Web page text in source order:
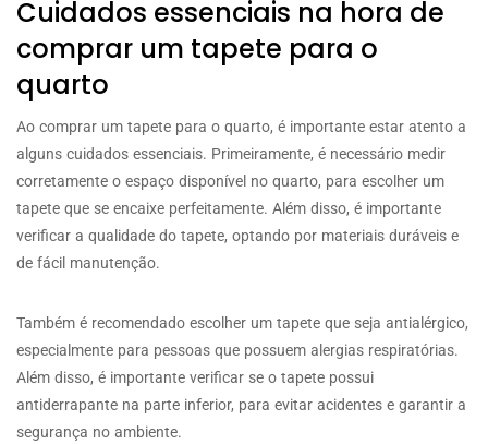
Cuidados essenciais na hora de
comprar um tapete para o
quarto
Ao comprar um tapete para o quarto, é importante estar atento a
alguns cuidados essenciais. Primeiramente, é necessário medir
corretamente o espaço disponível no quarto, para escolher um
tapete que se encaixe perfeitamente. Além disso, é importante
verificar a qualidade do tapete, optando por materiais duráveis e
de fácil manutenção.
Também é recomendado escolher um tapete que seja antialérgico,
especialmente para pessoas que possuem alergias respiratórias.
Além disso, é importante verificar se o tapete possui
antiderrapante na parte inferior, para evitar acidentes e garantir a
segurança no ambiente.